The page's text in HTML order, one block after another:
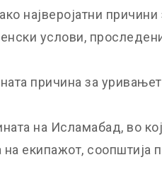
најверојатни
услови,
причина за
на Исламабад, во
екипажот, соопштија